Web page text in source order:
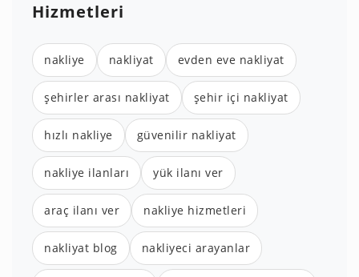
Hizmetleri
nakliye nakliyat evden eve nakliyat
şehirler arası nakliyat şehir içi nakliyat
hızlı nakliye güvenilir nakliyat
nakliye ilanları yük ilanı ver
araç ilanı ver nakliye hizmetleri
nakliyat blog nakliyeci arayanlar